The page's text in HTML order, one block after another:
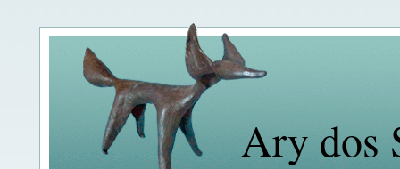
Ary dos